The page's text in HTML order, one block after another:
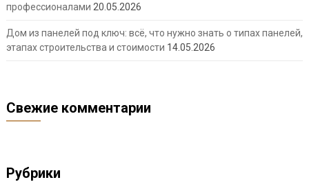
профессионалами 20.05.2026
Дом из панелей под ключ: всё, что нужно знать о типах панелей,
этапах строительства и стоимости 14.05.2026
Свежие комментарии
Рубрики